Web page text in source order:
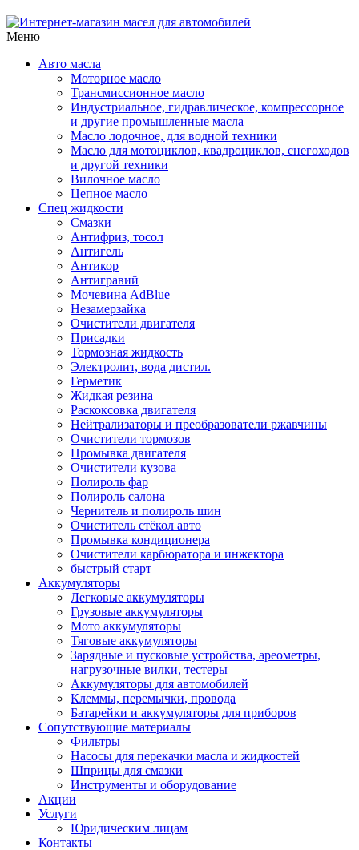
Меню
Авто масла
Моторное масло
Трансмиссионное масло
Индустриальное, гидравлическое, компрессорное
и другие промышленные масла
Масло лодочное, для водной техники
Масло для мотоциклов, квадроциклов, снегоходов
и другой техники
Вилочное масло
Цепное масло
Спец жидкости
Смазки
Антифриз, тосол
Антигель
Антикор
Антигравий
Мочевина AdBlue
Незамерзайка
Очистители двигателя
Присадки
Тормозная жидкость
Электролит, вода дистил.
Герметик
Жидкая резина
Раскоксовка двигателя
Нейтрализаторы и преобразователи ржавчины
Очистители тормозов
Промывка двигателя
Очистители кузова
Полироль фар
Полироль салона
Чернитель и полироль шин
Очиститель стёкол авто
Промывка кондиционера
Очистители карбюратора и инжектора
быстрый старт
Аккумуляторы
Легковые аккумуляторы
Грузовые аккумуляторы
Мото аккумуляторы
Тяговые аккумуляторы
Зарядные и пусковые устройства, ареометры,
нагрузочные вилки, тестеры
Аккумуляторы для автомобилей
Клеммы, перемычки, провода
Батарейки и аккумуляторы для приборов
Сопутствующие материалы
Фильтры
Насосы для перекачки масла и жидкостей
Шприцы для смазки
Инструменты и оборудование
Акции
Услуги
Юридическим лицам
Контакты